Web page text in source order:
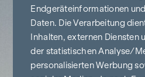
Endgeräteinformationen
Daten. Die Verarbeitung
Inhalten, externen Diensten
der statistischen Analyse/
personalisierten Werbung